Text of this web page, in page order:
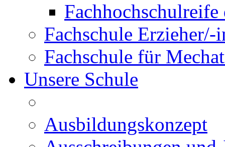
Fachschule Erzieher/-
Fachschule für
Unsere Schule
Ausbildungskonzept